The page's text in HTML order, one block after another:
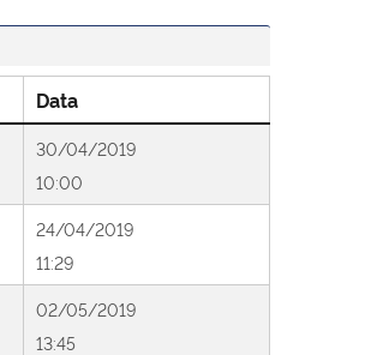
Data
30/04/2019
10:00
24/04/2019
11:29
02/05/2019
13:45